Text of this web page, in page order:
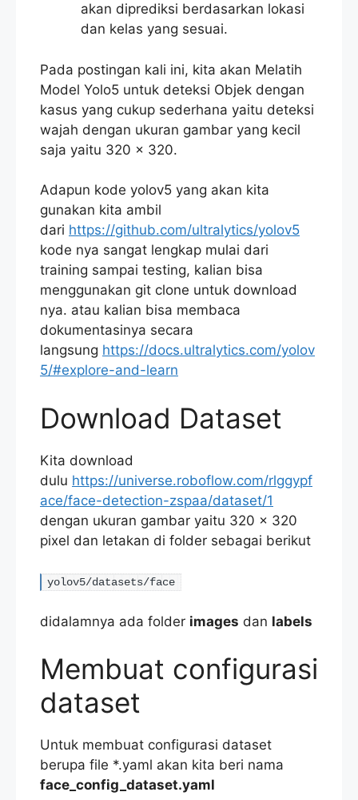
akan diprediksi berdasarkan lokasi
dan kelas yang sesuai.
Pada postingan kali ini, kita akan Melatih
Model Yolo5 untuk deteksi Objek dengan
kasus yang cukup sederhana yaitu deteksi
wajah dengan ukuran gambar yang kecil
saja yaitu 320 x 320.
Adapun kode yolov5 yang akan kita
gunakan kita ambil
dari https://github.com/ultralytics/yolov5
kode nya sangat lengkap mulai dari
training sampai testing, kalian bisa
menggunakan git clone untuk download
nya. atau kalian bisa membaca
dokumentasinya secara
langsung https://docs.ultralytics.com/yolov
5/#explore-and-learn
Download Dataset
Kita download
dulu https://universe.roboflow.com/rlggypf
ace/face-detection-zspaa/dataset/1
dengan ukuran gambar yaitu 320 x 320
pixel dan letakan di folder sebagai berikut
yolov5/datasets/face
didalamnya ada folder images dan labels
Membuat configurasi
dataset
Untuk membuat configurasi dataset
berupa file *.yaml akan kita beri nama
face_config_dataset.yaml